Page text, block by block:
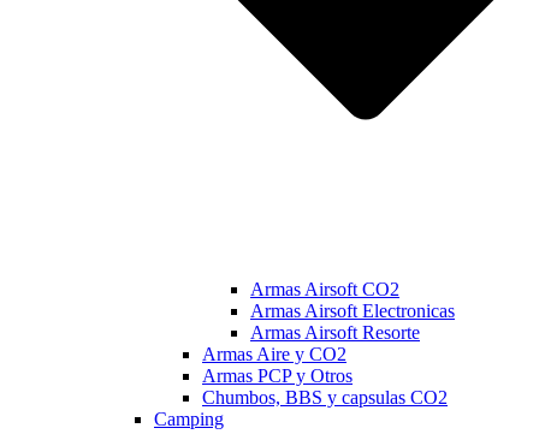
Armas Airsoft CO2
Armas Airsoft Electronicas
Armas Airsoft Resorte
Armas Aire y CO2
Armas PCP y Otros
Chumbos, BBS y capsulas CO2
Camping